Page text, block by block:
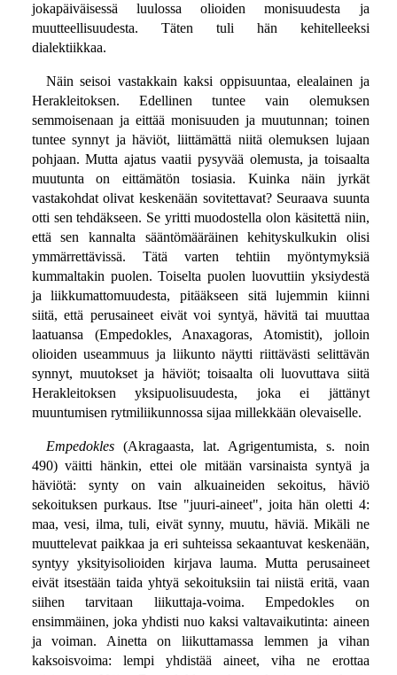
jokapäiväisessä luulossa olioiden monisuudesta ja
muutteellisuudesta. Täten tuli hän kehitelleeksi
dialektiikkaa.
Näin seisoi vastakkain kaksi oppisuuntaa, elealainen ja
Herakleitoksen. Edellinen tuntee vain olemuksen
semmoisenaan ja eittää monisuuden ja muutunnan; toinen
tuntee synnyt ja häviöt, liittämättä niitä olemuksen lujaan
pohjaan. Mutta ajatus vaatii pysyvää olemusta, ja toisaalta
muutunta on eittämätön tosiasia. Kuinka näin jyrkät
vastakohdat olivat keskenään sovitettavat? Seuraava suunta
otti sen tehdäkseen. Se yritti muodostella olon käsitettä niin,
että sen kannalta sääntömääräinen kehityskulkukin olisi
ymmärrettävissä. Tätä varten tehtiin myöntymyksiä
kummaltakin puolen. Toiselta puolen luovuttiin yksiydestä
ja liikkumattomuudesta, pitääkseen sitä lujemmin kiinni
siitä, että perusaineet eivät voi syntyä, hävitä tai muuttaa
laatuansa (Empedokles, Anaxagoras, Atomistit), jolloin
olioiden useammuus ja liikunto näytti riittävästi selittävän
synnyt, muutokset ja häviöt; toisaalta oli luovuttava siitä
Herakleitoksen yksipuolisuudesta, joka ei jättänyt
muuntumisen rytmiliikunnossa sijaa millekkään olevaiselle.
Empedokles(Akragaasta, lat. Agrigentumista, s. noin
490) väitti hänkin, ettei ole mitään varsinaista syntyä ja
häviötä: synty on vain alkuaineiden sekoitus, häviö
sekoituksen purkaus. Itse "juuri-aineet", joita hän oletti 4:
maa, vesi, ilma, tuli, eivät synny, muutu, häviä. Mikäli ne
muuttelevat paikkaa ja eri suhteissa sekaantuvat keskenään,
syntyy yksityisolioiden kirjava lauma. Mutta perusaineet
eivät itsestään taida yhtyä sekoituksiin tai niistä eritä, vaan
siihen tarvitaan liikuttaja-voima. Empedokles on
ensimmäinen, joka yhdisti nuo kaksi valtavaikutinta: aineen
ja voiman. Ainetta on liikuttamassa lemmen ja vihan
kaksoisvoima: lempi yhdistää aineet, viha ne erottaa